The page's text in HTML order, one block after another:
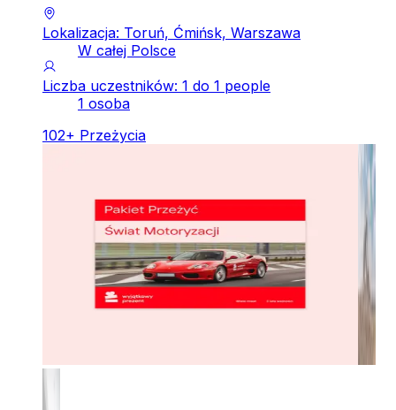
Lokalizacja: Toruń, Ćmińsk, Warszawa
W całej Polsce
Liczba uczestników: 1 do 1 people
1 osoba
102+ Przeżycia